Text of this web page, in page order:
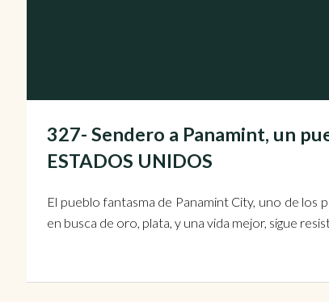
327- Sendero a Panamint, un
ESTADOS UNIDOS
El pueblo fantasma de Panamint City, uno de
en busca de oro, plata, y una vida mejor, sigue